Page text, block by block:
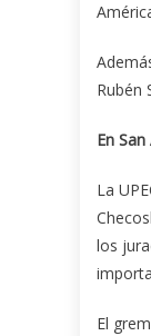
Rubén
En
La
los
El